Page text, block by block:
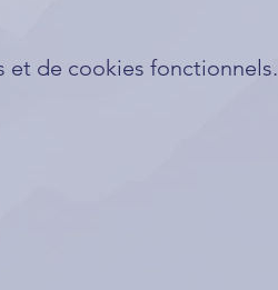
et de cookies fonctionnels.